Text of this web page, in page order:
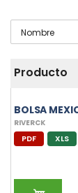
Producto
RIVERCK
PDF XLS